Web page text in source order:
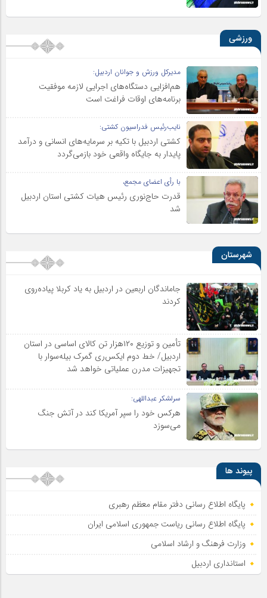
ورزشی
مدیرکل ورزش و جوانان اردبیل:
هم‌افزایی دستگاه‌های اجرایی لازمه موفقیت
برنامه‌های اوقات فراغت است
نایب‌رئیس فدراسیون کشتی:
کشتی اردبیل با تکیه بر سرمایه‌های انسانی و درآمد
پایدار به جایگاه واقعی خود بازمی‌گردد
با رأی اعضای مجمع،
قدرت حاج‌نوری رئیس هیات کشتی استان اردبیل
شد
شهرستان
جاماندگان اربعین در اردبیل به یاد کربلا پیاده‌روی
کردند
تأمین و توزیع ۱۲۰هزار تن کالای اساسی در استان
اردبیل/ خط دوم ایکس‌ری گمرک بیله‌سوار با
تجهیزات مدرن عملیاتی خواهد شد
سرلشکر عبداللهی:
هرکس خود را سپر آمریکا کند در آتش جنگ
می‌سوزد
پیوند ها
پایگاه اطلاع رسانی دفتر مقام معظم رهبری
پایگاه اطلاع‌ رسانی ریاست‌ جمهوری اسلامی ایران
وزارت فرهنگ و ارشاد اسلامی
استانداری اردبیل